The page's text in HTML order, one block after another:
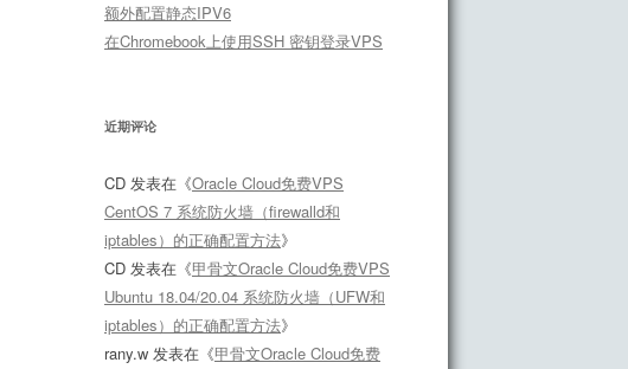
额外配置静态IPV6
在Chromebook上使用SSH 密钥登录VPS
近期评论
CD 发表在《Oracle Cloud免费VPS
CentOS 7 系统防火墙（firewalld和
iptables）的正确配置方法》
CD 发表在《甲骨文Oracle Cloud免费VPS
Ubuntu 18.04/20.04 系统防火墙（UFW和
iptables）的正确配置方法》
rany.w 发表在《甲骨文Oracle Cloud免费